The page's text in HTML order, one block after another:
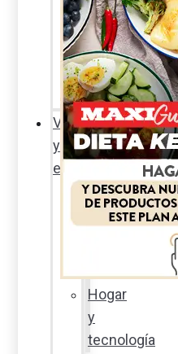
En
la
percha
Vida
y
estilo
Productos
nuevos
Hogar
y
tecnología